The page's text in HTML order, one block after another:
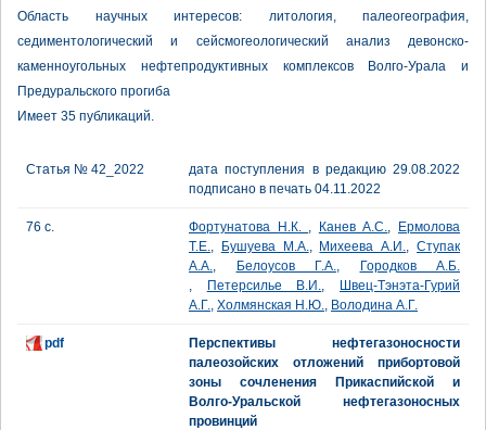
Область научных интересов: литология, палеогеография,
седиментологический и сейсмогеологический анализ девонско-
каменноугольных нефтепродуктивных комплексов Волго-Урала и
Предуральского прогиба
Имеет 35 публикаций.
Статья № 42_2022
дата поступления в редакцию 29.08.2022
подписано в печать 04.11.2022
76 с. Фортунатова Н.К. , Канев А.С.,
Ермолова
Т.Е., Бушуева М.А., Михеева А.И.,Ступак
А.А., Белоусов Г.А.,
Городков А.Б.
,
Петерсилье В.И.,
Швец-Тэнэта-Гурий
А.Г., Холмянская Н.Ю., Володина А.Г.
pdf
Перспективы нефтегазоносности
палеозойских отложений прибортовой
зоны сочленения Прикаспийской и
Волго-Уральской нефтегазоносных
провинций